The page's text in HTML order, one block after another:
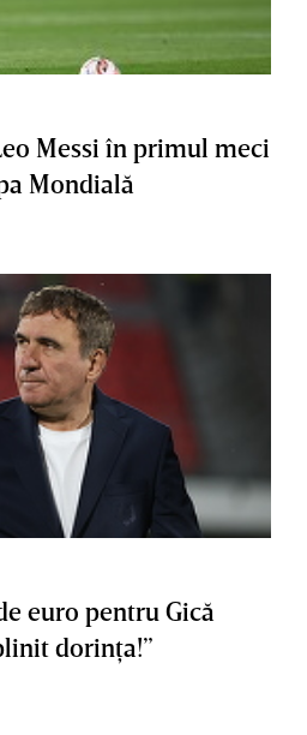
Messi în primul meci
Mondială
euro pentru Gică
dorinţa!”